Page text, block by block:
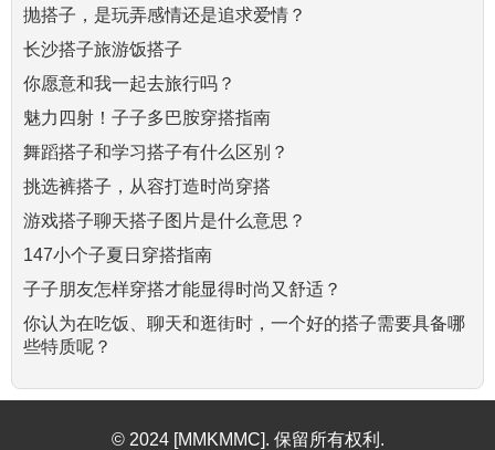
抛搭子，是玩弄感情还是追求爱情？
长沙搭子旅游饭搭子
你愿意和我一起去旅行吗？
魅力四射！子子多巴胺穿搭指南
舞蹈搭子和学习搭子有什么区别？
挑选裤搭子，从容打造时尚穿搭
游戏搭子聊天搭子图片是什么意思？
147小个子夏日穿搭指南
子子朋友怎样穿搭才能显得时尚又舒适？
你认为在吃饭、聊天和逛街时，一个好的搭子需要具备哪
些特质呢？
© 2024 [MMKMMC]. 保留所有权利.